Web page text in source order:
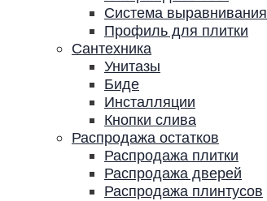
Система выравнивания
Профиль для плитки
Сантехника
Унитазы
Биде
Инсталляции
Кнопки слива
Распродажа остатков
Распродажа плитки
Распродажа дверей
Распродажа плинтусов